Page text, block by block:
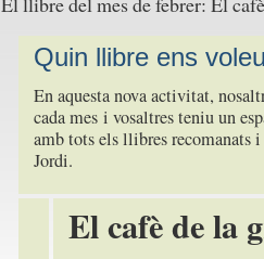
Quin llibre ens
En aquesta nova activitat,
cada mes i vosaltres teniu un
amb tots els llibres recomanats
Jordi.
El cafè de la